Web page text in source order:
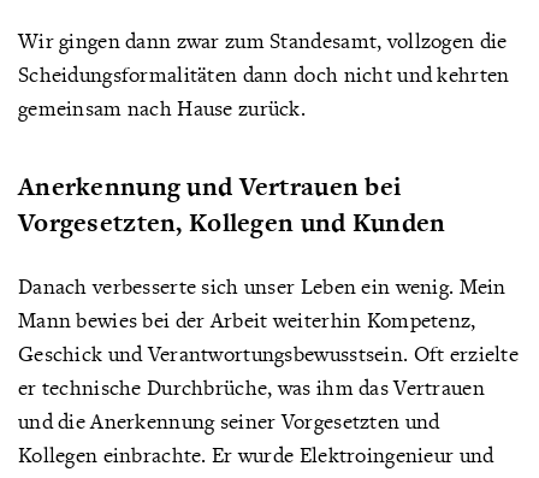
Wir gingen dann zwar zum Standesamt, vollzogen die
Scheidungsformalitäten dann doch nicht und kehrten
gemeinsam nach Hause zurück.
Anerkennung und Vertrauen bei
Vorgesetzten, Kollegen und Kunden
Danach verbesserte sich unser Leben ein wenig. Mein
Mann bewies bei der Arbeit weiterhin Kompetenz,
Geschick und Verantwortungsbewusstsein. Oft erzielte
er technische Durchbrüche, was ihm das Vertrauen
und die Anerkennung seiner Vorgesetzten und
Kollegen einbrachte. Er wurde Elektroingenieur und